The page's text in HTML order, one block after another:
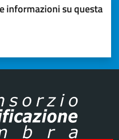
informazioni su questa
su 5
5